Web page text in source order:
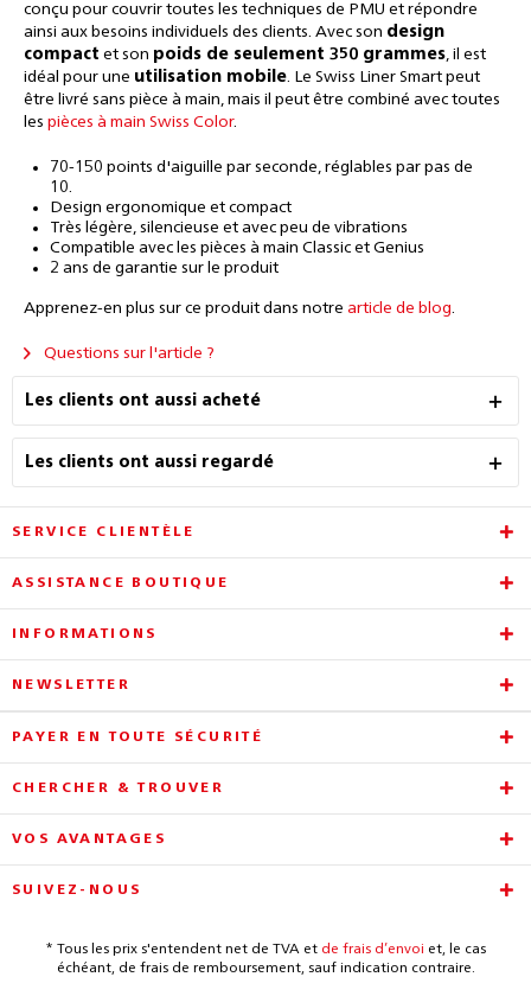
conçu pour couvrir toutes les techniques de PMU et répondre
ainsi aux besoins individuels des clients. Avec son design
compact et son poids de seulement 350 grammes, il est
idéal pour une utilisation mobile. Le Swiss Liner Smart peut
être livré sans pièce à main, mais il peut être combiné avec toutes
les pièces à main Swiss Color.
70-150 points d'aiguille par seconde, réglables par pas de
10.
Design ergonomique et compact
Très légère, silencieuse et avec peu de vibrations
Compatible avec les pièces à main Classic et Genius
2 ans de garantie sur le produit
Apprenez-en plus sur ce produit dans notre article de blog.
Questions sur l'article ?
Les clients ont aussi acheté
Les clients ont aussi regardé
SERVICE CLIENTÈLE
ASSISTANCE BOUTIQUE
INFORMATIONS
NEWSLETTER
PAYER EN TOUTE SÉCURITÉ
CHERCHER & TROUVER
VOS AVANTAGES
SUIVEZ-NOUS
* Tous les prix s'entendent net de TVA et de frais d’envoi et, le cas
échéant, de frais de remboursement, sauf indication contraire.